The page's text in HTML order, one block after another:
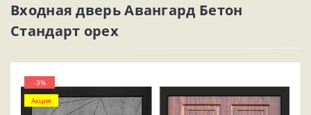
Входная дверь Авангард Бетон
Стандарт орех
-3%
Акция